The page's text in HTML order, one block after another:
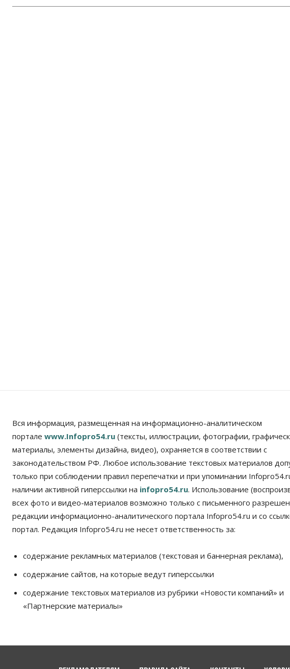
Вся информация, размещенная на информационно-аналитическом
портале www.Infopro54.ru (тексты, иллюстрации, фотографии,
материалы, элементы дизайна, видео), охраняется в соответствии с
законодательством РФ. Любое использование текстовых материалов
только при соблюдении правил перепечатки и при упоминании
наличии активной гиперссылки на infopro54.ru. Использование
всех фото и видео-материалов возможно только с письменного
редакции информационно-аналитического портала Infopro54.ru и со
портал. Редакция Infopro54.ru не несет ответственность за:
содержание рекламных материалов (текстовая и баннерная реклама),
содержание сайтов, на которые ведут гиперссылки
содержание текстовых материалов из рубрики «Новости компаний» и
«Партнерские материалы»